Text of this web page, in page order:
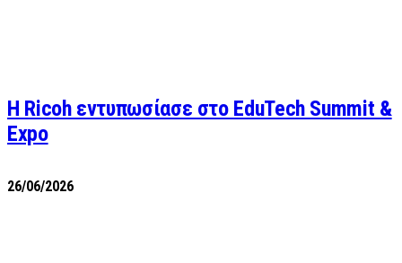
Η Ricoh εντυπωσίασε στο EduTech Summit &
Expo
26/06/2026